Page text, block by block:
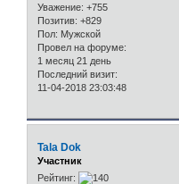
Уважение: +755
Позитив: +829
Пол: Мужской
Провел на форуме:
1 месяц 21 день
Последний визит:
11-04-2018 23:03:48
Tala Dok
Участник
Рейтинг: